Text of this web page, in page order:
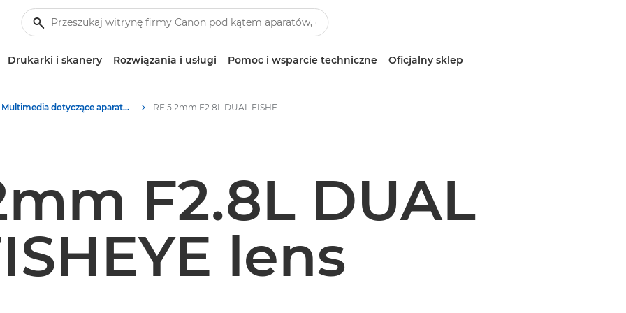
Drukarki i skanery Rozwiązania i usługi Pomoc i wsparcie techniczne Oficjalny sklep
Multimedia dotyczące aparatów i akcesoriów – centrum prasowe firmy Canon RF 5.2mm F2.8L DUAL FISHEYE lens
F2.8L DUAL
lens